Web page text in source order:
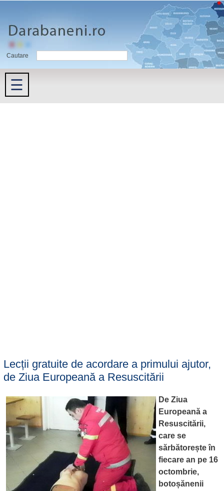
Cautare
☰
Lecții gratuite de acordare a primului ajutor,
de Ziua Europeană a Resuscitării
De Ziua
Europeană a
Resuscitării,
care se
sărbătorește în
fiecare an pe 16
octombrie,
botoșănenii